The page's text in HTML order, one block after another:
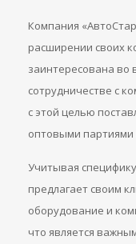
Компания
расширении своих
заинтересована во
сотрудничестве с
с этой целью
оптовыми
Учитывая
предлагает своим
оборудование и
что является